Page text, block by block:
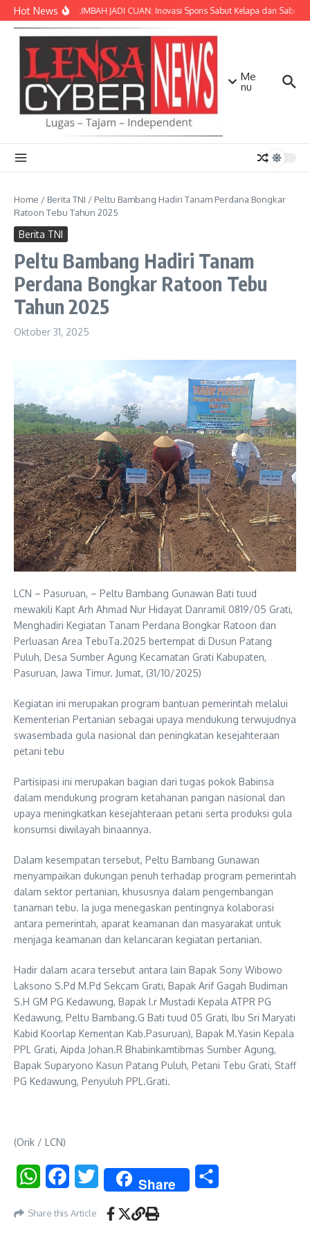
Lewati ke konten
Hot NewsSULAP LIMBAH JADI CUAN: Inovasi Spons Sabut Kelapa dan Sabun
Me
nu
Home / Berita TNI / Peltu Bambang Hadiri Tanam Perdana Bongkar
Ratoon Tebu Tahun 2025
Berita TNI
Peltu Bambang Hadiri Tanam
Perdana Bongkar Ratoon Tebu
Tahun 2025
Oktober 31, 2025
LCN – Pasuruan, – Peltu Bambang Gunawan Bati tuud
mewakili Kapt Arh Ahmad Nur Hidayat Danramil 0819/05 Grati,
Menghadiri Kegiatan Tanam Perdana Bongkar Ratoon dan
Perluasan Area TebuTa.2025 bertempat di Dusun Patang
Puluh, Desa Sumber Agung Kecamatan Grati Kabupaten,
Pasuruan, Jawa Timur. Jumat, (31/10/2025)
Kegiatan ini merupakan program bantuan pemerintah melalui
Kementerian Pertanian sebagai upaya mendukung terwujudnya
swasembada gula nasional dan peningkatan kesejahteraan
petani tebu
Partisipasi ini merupakan bagian dari tugas pokok Babinsa
dalam mendukung program ketahanan pangan nasional dan
upaya meningkatkan kesejahteraan petani serta produksi gula
konsumsi diwilayah binaannya.
Dalam kesempatan tersebut, Peltu Bambang Gunawan
menyampaikan dukungan penuh terhadap program pemerintah
dalam sektor pertanian, khususnya dalam pengembangan
tanaman tebu. Ia juga menegaskan pentingnya kolaborasi
antara pemerintah, aparat keamanan dan masyarakat untuk
menjaga keamanan dan kelancaran kegiatan pertanian.
Hadir dalam acara tersebut antara lain Bapak Sony Wibowo
Laksono S.Pd M.Pd Sekcam Grati, Bapak Arif Gagah Budiman
S.H GM PG Kedawung, Bapak I.r Mustadi Kepala ATPR PG
Kedawung, Peltu Bambang.G Bati tuud 05 Grati, Ibu Sri Maryati
Kabid Koorlap Kementan Kab.Pasuruan), Bapak M.Yasin Kepala
PPL Grati, Aipda Johan.R Bhabinkamtibmas Sumber Agung,
Bapak Suparyono Kasun Patang Puluh, Petani Tebu Grati, Staff
PG Kedawung, Penyuluh PPL.Grati.
(Orik / LCN)
WhatsAppFacebookTwitter Share
Share this Article